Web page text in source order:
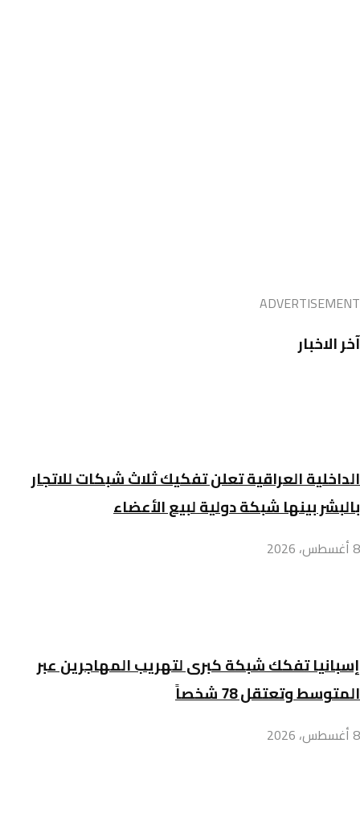
ADVERTISEMENT
آخر الاخبار
الداخلية العراقية تعلن تفكيك ثلاث شبكات للاتجار
بالبشر بينها شبكة دولية لبيع الأعضاء
8 أغسطس، 2026
إسبانيا تفكك شبكة كبرى لتهريب المهاجرين عبر
المتوسط وتعتقل 78 شخصاً
8 أغسطس، 2026